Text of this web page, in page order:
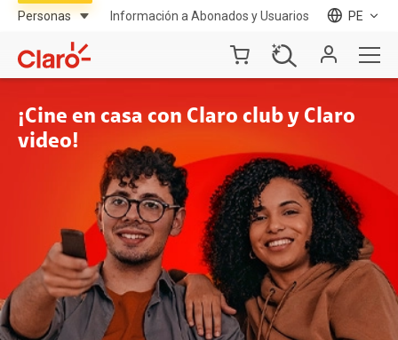
Información a Abonados y Usuarios PE
¡Cine en casa con Claro club y Claro
video!